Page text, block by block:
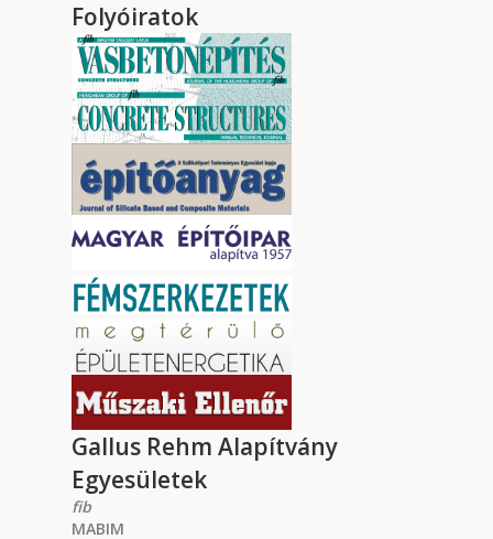
Folyóiratok
Gallus Rehm Alapítvány
Egyesületek
fib
MABIM